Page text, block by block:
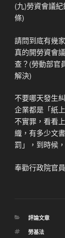
(九)勞資會議
條)
請問到底有幾
真的開勞資會
查？(勞動部官
解決)
不要哪天發生
企業都是「紙
不實罪，看看
織，有多少文
罰」，到時候
奉勸行政院官
分
評論文章
標
勞基法